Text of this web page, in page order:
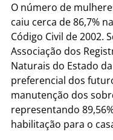
O número de
caiu cerca de 86,7%
Código Civil de 2002.
Associação dos
Naturais do Estado
preferencial dos
manutenção dos
representando
habilitação para o